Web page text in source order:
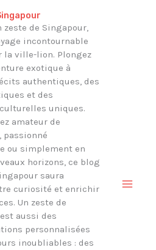
zeste de Singapour,
incontournable
la ville-lion. Plongez
exotique à
authentiques, des
et des
uniques.
amateur de
passionné
ou simplement en
horizons, ce blog
saura
curiosité et enrichir
Un zeste de
aussi des
personnalisées
inoubliables : des